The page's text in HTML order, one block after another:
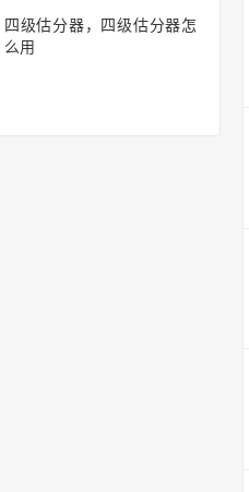
四级估分器，四级估分器怎
么用